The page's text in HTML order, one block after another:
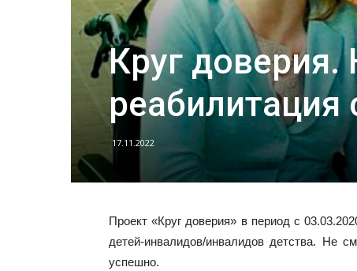
Круг доверия.
реабилитация
17.11.2022
Проект «Круг доверия» в период с
детей-инвалидов/инвалидов детства. Не
успешно.